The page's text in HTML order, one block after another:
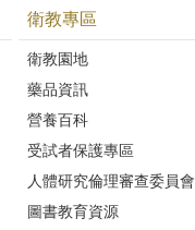
衛教專區
衛教園地
藥品資訊
營養百科
受試者保護專區
人體研究倫理審查委員會
圖書教育資源